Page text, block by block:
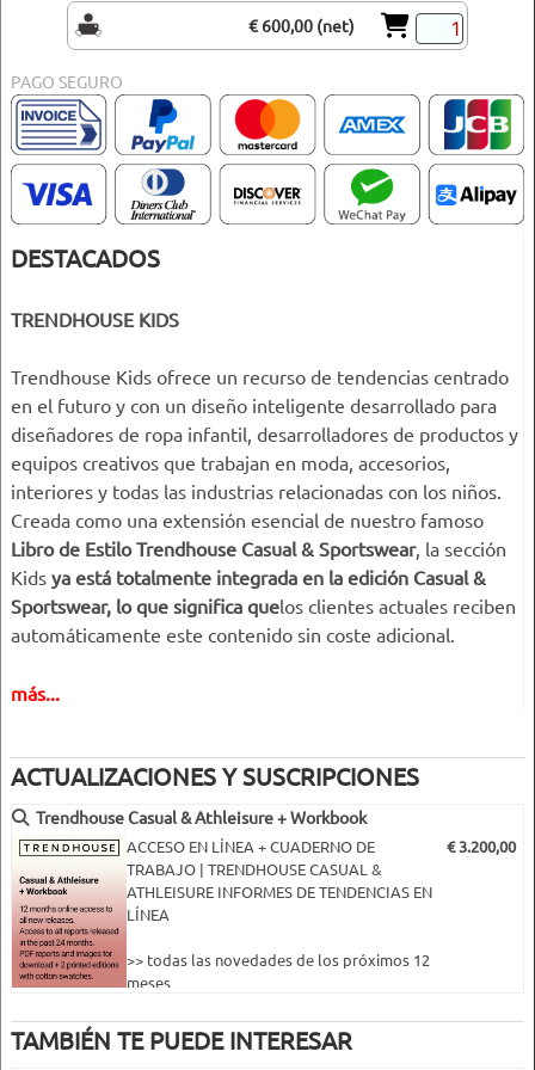
€ 600,00 (net)
PAGO SEGURO
DESTACADOS
TRENDHOUSE KIDS
Trendhouse Kids ofrece un recurso de tendencias centrado
en el futuro y con un diseño inteligente desarrollado para
diseñadores de ropa infantil, desarrolladores de productos y
equipos creativos que trabajan en moda, accesorios,
interiores y todas las industrias relacionadas con los niños.
Creada como una extensión esencial de nuestro famoso
Libro de Estilo Trendhouse Casual & Sportswear, la sección
Kids ya está totalmente integrada en la edición Casual &
Sportswear, lo que significa quelos clientes actuales reciben
automáticamente este contenido sin coste adicional.
Para aquellos que prefieran comprar sólo la sección Kids,
En respuesta al cambio global hacia la comodidad, la
versatilidad y el bienestar, nuestra Previsión de Tendencias
para Niños traduce las tendencias más influyentes de la
temporada para adultos y jóvenes enorientaciones claras y
prácticas específicamente adaptadas al grupo de edad de 6 a
12 años. Cada una de
tendencias infantiles
ofrece una visión general compacta
pero completa, diseñada para las realidades de los estilos de
más...
ACTUALIZACIONES Y SUSCRIPCIONES
Trendhouse Casual & Athleisure + Workbook
ACCESO EN LÍNEA + CUADERNO DE
TRABAJO | TRENDHOUSE CASUAL &
ATHLEISURE INFORMES DE TENDENCIAS EN
LÍNEA
>> todas las novedades de los próximos 12
meses
últimos 12 meses
>> descarga en PDF y o archivos asociados
€ 3.200,00
TAMBIÉN TE PUEDE INTERESAR